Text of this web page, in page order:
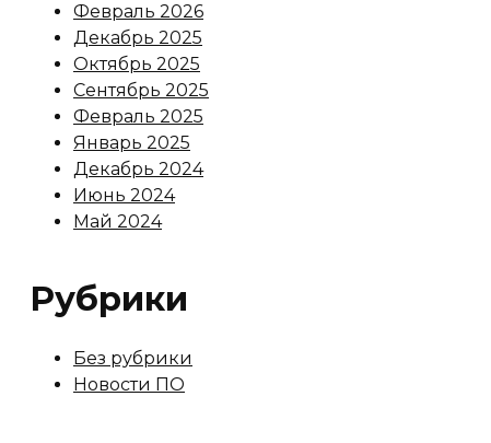
Февраль 2026
Декабрь 2025
Октябрь 2025
Сентябрь 2025
Февраль 2025
Январь 2025
Декабрь 2024
Июнь 2024
Май 2024
Рубрики
Без рубрики
Новости ПО